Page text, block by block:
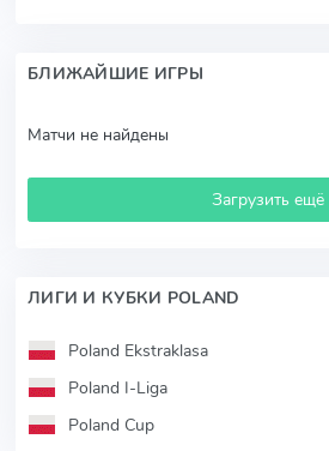
БЛИЖАЙШИЕ ИГРЫ
Матчи не найдены
Загрузить ещё
ЛИГИ И КУБКИ POLAND
Poland Ekstraklasa
Poland I-Liga
Poland Cup